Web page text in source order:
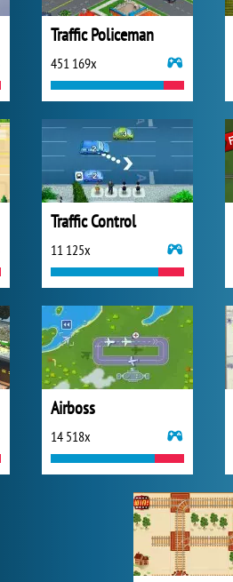
Traffic Policeman
451 169x
Traffic Control
11 125x
Airboss
14 518x